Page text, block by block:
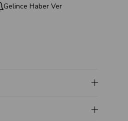
Gelince Haber Ver